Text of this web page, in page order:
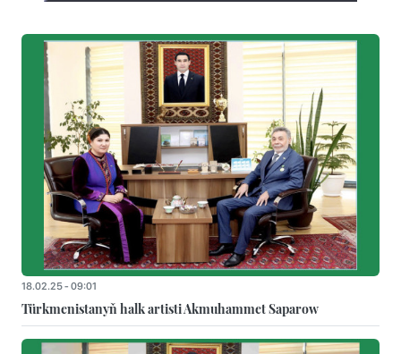
18.02.25 - 09:01
Türkmenistanyň halk artisti Akmuhammet Saparow